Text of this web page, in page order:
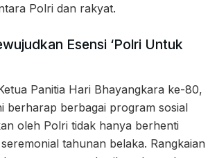
Polri dan rakyat.
Esensi ‘Polri Untuk
Panitia Hari Bhayangkara ke-80,
berharap berbagai program sosial
oleh Polri tidak hanya berhenti
tahunan belaka. Rangkaian